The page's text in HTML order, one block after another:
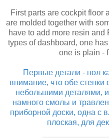
First parts are cockpit floor
are molded together with
have to add more resin and
types of dashboard, one
one is plain -
Первые детали - пол
внимание, что обе
небольшими деталями,
намного смолы и
приборной доски, одна с
плоская, для